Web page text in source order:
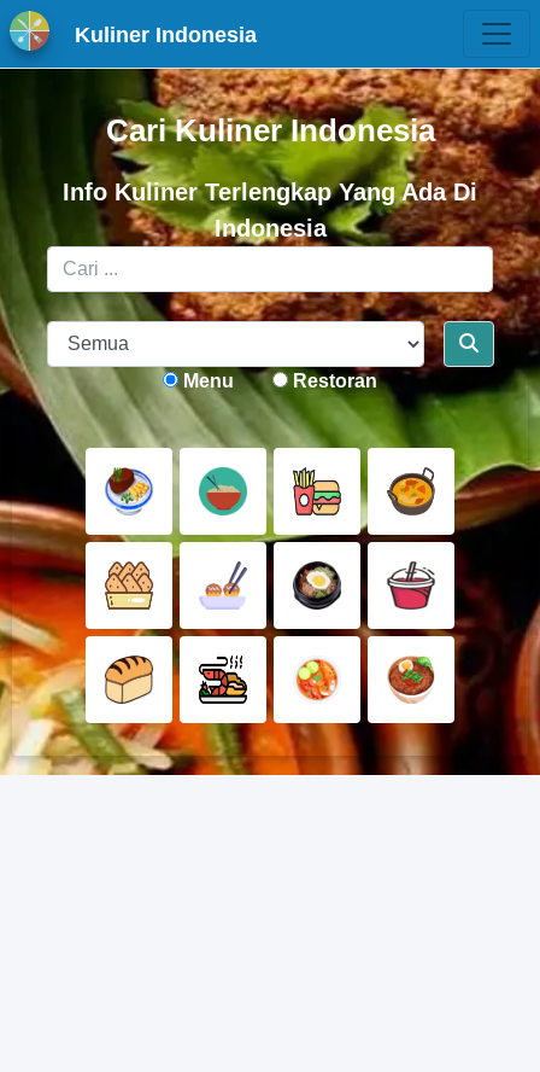
Kuliner Indonesia
Cari Kuliner Indonesia
Info Kuliner Terlengkap Yang Ada Di
Indonesia
Menu Restoran